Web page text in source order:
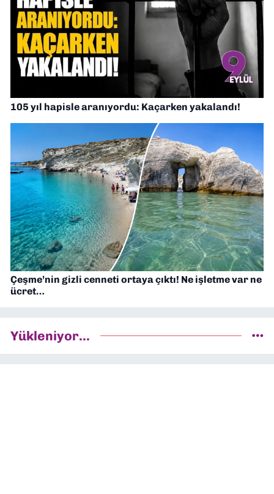
105 yıl hapisle aranıyordu: Kaçarken yakalandı!
Çeşme’nin gizli cenneti ortaya çıktı! Ne işletme var ne
ücret…
Yükleniyor...